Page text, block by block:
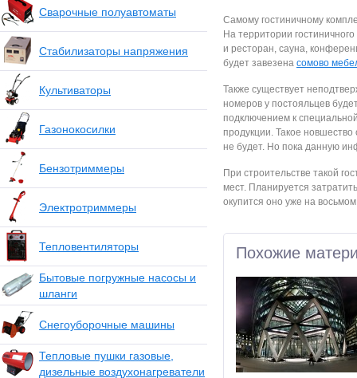
Сварочные полуавтоматы
Стабилизаторы напряжения
Культиваторы
Газонокосилки
Бензотриммеры
Электротриммеры
Тепловентиляторы
Бытовые погружные насосы и
шланги
Снегоуборочные машины
Тепловые пушки газовые,
дизельные воздухонагреватели
Самому гостиничному
На территории
и ресторан, сауна,
будет завезена сомово
Также существует
номеров у постояльцев
подключением к
продукции. Такое
не будет. Но пока данную
При строительстве такой
мест. Планируется
окупится оно уже на
Похожие